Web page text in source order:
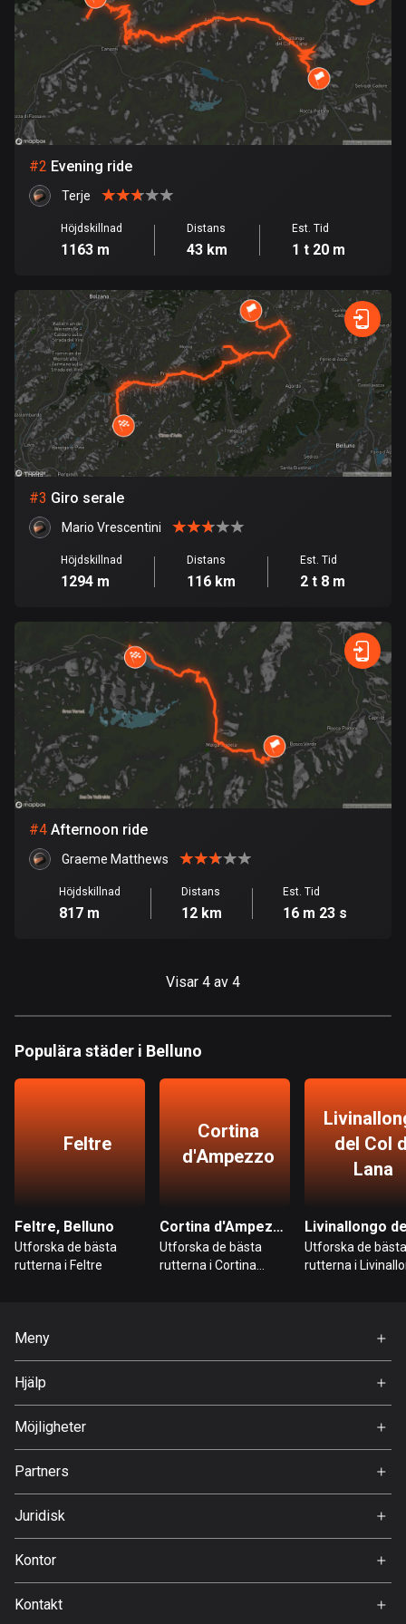
Bahrain
17 rutter
Bangladesh
409 rutter
Barbados
Belarus
Belgien
Belize
17 rutter
Bhutan
3 rutter
Bolivia
99 rutter
Bosnien och Hercegovina
347 rutter
Botswana
4 rutter
Brasilien
7526 rutter
Brunei
113 rutter
Bulgarien
723 rutter
Burkina Faso
2 rutter
589 rutter
2 rutter
Costa Rica
149 rutter
4 rutter
Danmark
21441 rutter
Ecuador
519 rutter
Egypten
#2 Evening ride
Terje
Höjdskillnad
1163 m
Distans
43 km
Est. Tid
1 t 20 m
#3 Giro serale
Mario Vrescentini
Höjdskillnad
1294 m
Distans
116 km
Est. Tid
2 t 8 m
#4 Afternoon ride
Graeme Matthews
Höjdskillnad
817 m
Distans
12 km
Est. Tid
16 m 23 s
Visar 4 av 4
Populära städer i Belluno
Feltre
Feltre, Belluno
Utforska de bästa
rutterna i Feltre
Cortina
d'Ampezzo
Cortina d'Ampezzo, Belluno
Utforska de bästa
rutterna i Cortina
del Col
Lana
Utforska de bästa
rutterna i
Meny
Om Oss
Hjälp
Möjligheter
Partners
Juridisk
Kontor
412 63 Gothenburg
Kontakt